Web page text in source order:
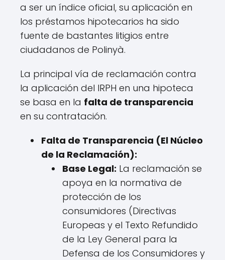
a ser un índice oficial, su aplicación en
los préstamos hipotecarios ha sido
fuente de bastantes litigios entre
ciudadanos de Polinyà.
La principal vía de reclamación contra
la aplicación del IRPH en una hipoteca
se basa en la falta de transparencia
en su contratación.
Falta de Transparencia (El Núcleo
de la Reclamación):
Base Legal: La reclamación se
apoya en la normativa de
protección de los
consumidores (Directivas
Europeas y el Texto Refundido
de la Ley General para la
Defensa de los Consumidores y